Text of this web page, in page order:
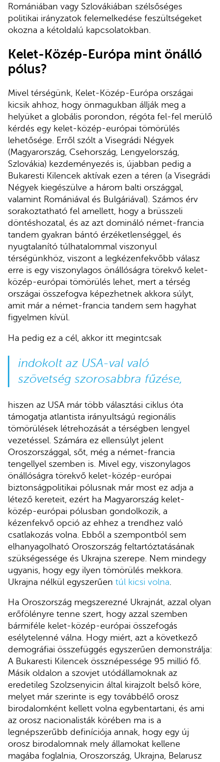
Romániában vagy Szlovákiában szélsőséges
politikai irányzatok felemelkedése feszültségeket
okozna a kétoldalú kapcsolatokban.
Kelet-Közép-Európa mint önálló
pólus?
Mivel térségünk, Kelet-Közép-Európa országai
kicsik ahhoz, hogy önmagukban állják meg a
helyüket a globális porondon, régóta fel-fel merülő
kérdés egy kelet-közép-európai tömörülés
lehetősége. Erről szólt a Visegrádi Négyek
(Magyarország, Csehország, Lengyelország,
Szlovákia) kezdeményezés is, újabban pedig a
Bukaresti Kilencek aktívak ezen a téren (a Visegrádi
Négyek kiegészülve a három balti országgal,
valamint Romániával és Bulgáriával). Számos érv
sorakoztatható fel amellett, hogy a brüsszeli
döntéshozatal, és az azt domináló német-francia
tandem gyakran bántó érzéketlenséggel, és
nyugtalanító túlhatalommal viszonyul
térségünkhöz, viszont a legkézenfekvőbb válasz
erre is egy viszonylagos önállóságra törekvő kelet-
közép-európai tömörülés lehet, mert a térség
országai összefogva képezhetnek akkora súlyt,
amit már a német-francia tandem sem hagyhat
figyelmen kívül.
Ha pedig ez a cél, akkor itt megintcsak
indokolt az USA-val való
szövetség szorosabbra fűzése,
hiszen az USA már több választási ciklus óta
támogatja atlantista irányultságú regionális
tömörülések létrehozását a térségben lengyel
vezetéssel. Számára ez ellensúlyt jelent
Oroszországgal, sőt, még a német-francia
tengellyel szemben is. Mivel egy, viszonylagos
önállóságra törekvő kelet-közép-európai
biztonságpolitikai pólusnak már most ez adja a
létező kereteit, ezért ha Magyarország kelet-
közép-európai pólusban gondolkozik, a
kézenfekvő opció az ehhez a trendhez való
csatlakozás volna. Ebből a szempontból sem
elhanyagolható Oroszország feltartóztatásának
szükségessége és Ukrajna szerepe. Nem mindegy
ugyanis, hogy egy ilyen tömörülés mekkora.
Ukrajna nélkül egyszerűen túl kicsi volna
Ha Oroszország megszerezné Ukrajnát, azzal olyan
erőfölényre tenne szert, hogy azzal szemben
bármiféle kelet-közép-európai összefogás
esélytelenné válna. Hogy miért, azt a következő
demográfiai összefüggés egyszerűen demonstrálja:
A Bukaresti Kilencek össznépessége 95 millió fő.
Másik oldalon a szovjet utódállamoknak az
eredetileg Szolzsenyicin által kirajzolt belső köre,
melyet már szerinte is egy továbbélő orosz
birodalomként kellett volna egybentartani, és ami
az orosz nacionalisták körében ma is a
legnépszerűbb definíciója annak, hogy egy új
orosz birodalomnak mely államokat kellene
magába foglalnia, Oroszország, Ukrajna, Belarusz